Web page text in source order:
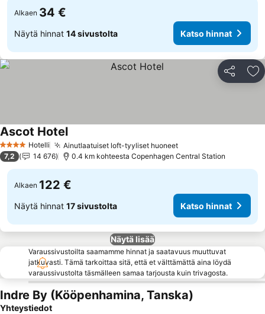
Alkaen 34 €
Näytä hinnat 14 sivustolta Katso hinnat
Jaa
4 Tähtiluokitus
Hotelli Ainutlaatuiset loft-tyyliset huoneetKatso hinnat
Ascot HotelKatso hinnat
7,2 14 676 0.4 km kohteesta Copenhagen Central Station
Alkaen 122 €
Näytä hinnat 17 sivustolta Katso hinnat
Näytä lisää
Varaussivustoilta saamamme hinnat ja saatavuus muuttuvat
jatkuvasti. Tämä tarkoittaa sitä, että et välttämättä aina löydä
varaussivustolta täsmälleen samaa tarjousta kuin trivagosta.
Indre By (Kööpenhamina, Tanska)
Yhteystiedot